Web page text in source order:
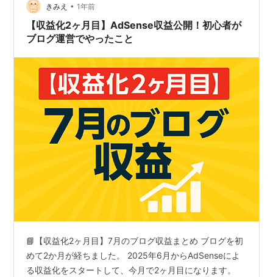
せていません ・それでも続けられている理由があります
※なお、この…
きみえ • 1年前
【収益化2ヶ月目】AdSense収益公開！初心者が
ブログ運営でやったこと
📘【収益化2ヶ月目】7月のブログ収益まとめ ブログを初
めて2か月が経ちました。 2025年6月からAdSenseによ
る収益化をスタートして、今月で2ヶ月目になります。